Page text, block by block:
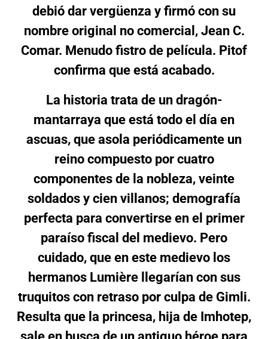
debió dar vergüenza y firmó con su
nombre original no comercial, Jean C.
Comar. Menudo fistro de película. Pitof
confirma que está acabado.
La historia trata de un dragón-
mantarraya que está todo el día en
ascuas, que asola periódicamente un
reino compuesto por cuatro
componentes de la nobleza, veinte
soldados y cien villanos; demografía
perfecta para convertirse en el primer
paraíso fiscal del medievo. Pero
cuidado, que en este medievo los
hermanos Lumière llegarían con sus
truquitos con retraso por culpa de Gimli.
Resulta que la princesa, hija de Imhotep,